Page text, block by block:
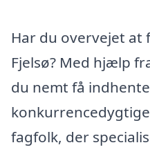
Har du overvejet
Fjelsø? Med hjælp
du nemt få
fagfolk, der